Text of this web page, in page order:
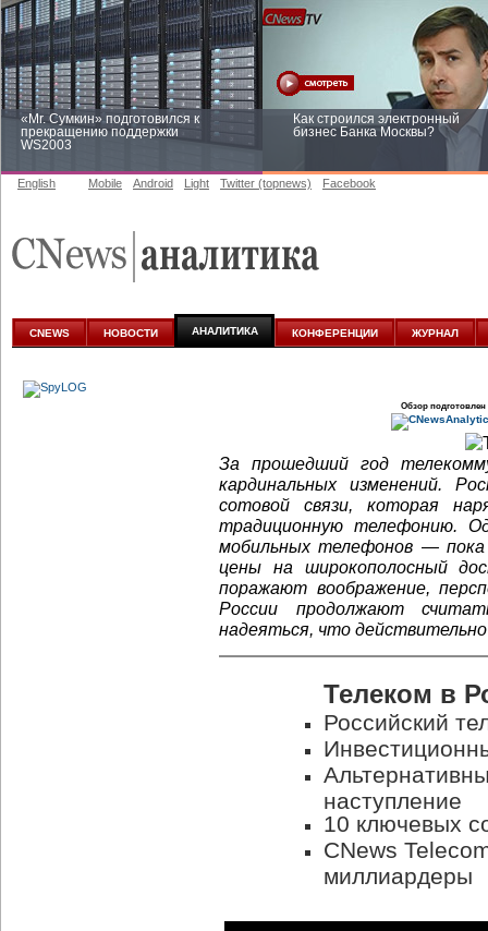
«Mr. Сумкин» подготовился к
прекращению поддержки
WS2003
Как строился электронный
бизнес Банка Москвы?
аналитике
English Mobile Android Light Twitter (topnews) Facebook
CNEWS НОВОСТИ АНАЛИТИКА КОНФЕРЕНЦИИ ЖУРНАЛ
Обзор подготовлен
За прошедший год
кардинальных изменений.
сотовой связи, которая
традиционную телефонию.
мобильных телефонов —
цены на широкополосный
поражают воображение,
России продолжают
надеяться, что
Телеком в
Российский
наступление
10 ключевых
CNews
миллиардеры